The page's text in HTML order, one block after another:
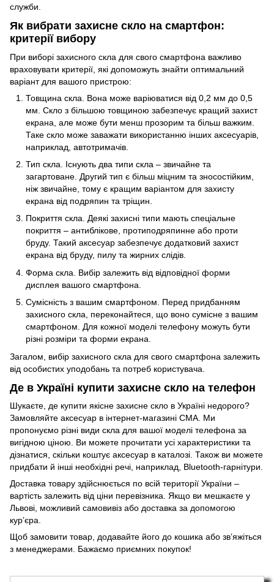
служби.
Як вибрати захисне скло на смартфон:
критерії вибору
При виборі захисного скла для свого смартфона важливо
враховувати критерії, які допоможуть знайти оптимальний
варіант для вашого пристрою:
Товщина скла. Вона може варіюватися від 0,2 мм до 0,5
мм. Скло з більшою товщиною забезпечує кращий захист
екрана, але може бути менш прозорим та більш важким.
Таке скло може заважати використанню інших аксесуарів,
наприклад, автотримачів.
Тип скла. Існують два типи скла – звичайне та
загартоване. Другий тип є більш міцним та зносостійким,
ніж звичайне, тому є кращим варіантом для захисту
екрана від подряпин та тріщин.
Покриття скла. Деякі захисні типи мають спеціальне
покриття – антиблікове, протиподряпинне або проти
бруду. Такий аксесуар забезпечує додатковий захист
екрана від бруду, пилу та жирних слідів.
Форма скла. Вибір залежить від відповідної форми
дисплея вашого смартфона.
Сумісність з вашим смартфоном. Перед придбанням
захисного скла, переконайтеся, що воно сумісне з вашим
смартфоном. Для кожної моделі телефону можуть бути
різні розміри та форми екрана.
Загалом, вибір захисного скла для свого смартфона залежить
від особистих уподобань та потреб користувача.
Де в Україні купити захисне скло на телефон
Шукаєте, де купити якісне захисне скло в Україні недорого?
Замовляйте аксесуар в інтернет-магазині CMA. Ми
пропонуємо різні види скла для вашої моделі телефона за
вигідною ціною. Ви можете прочитати усі характеристики та
дізнатися, скільки коштує аксесуар в каталозі. Також ви можете
придбати й інші необхідні речі, наприклад,
Bluetooth-гарнітури
Доставка товару здійснюється по всій території України –
вартість залежить від ціни перевізника. Якщо ви мешкаєте у
Львові, можливий самовивіз або доставка за допомогою
кур’єра.
Щоб замовити товар, додавайте його до кошика або зв’яжіться
з менеджерами. Бажаємо приємних покупок!